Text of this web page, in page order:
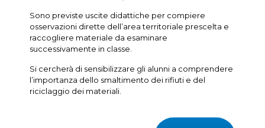
Sono previste uscite didattiche per compiere
osservazioni dirette dell’area territoriale prescelta e
raccogliere materiale da esaminare
successivamente in classe.
Si cercherà di sensibilizzare gli alunni a comprendere
l’importanza dello smaltimento dei rifiuti e del
riciclaggio dei materiali.